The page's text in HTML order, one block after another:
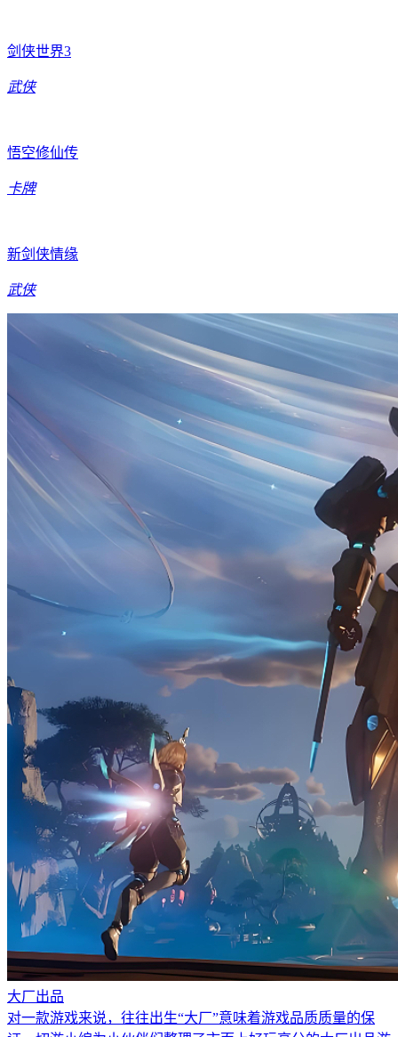
剑侠世界3
武侠
悟空修仙传
卡牌
新剑侠情缘
武侠
大厂出品
对一款游戏来说，往往出生“大厂”意味着游戏品质质量的保